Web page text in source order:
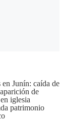
en Junín: caída de
de
iglesia
patrimonio